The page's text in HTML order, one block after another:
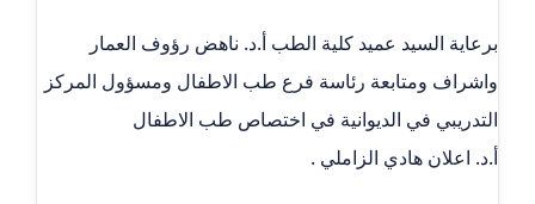
برعاية السيد عميد كلية الطب أ.د. ناهض رؤوف العمار
واشراف ومتابعة رئاسة فرع طب الاطفال ومسؤول المركز
التدريبي في الديوانية في اختصاص طب الاطفال
أ.د. اعلان هادي الزاملي .